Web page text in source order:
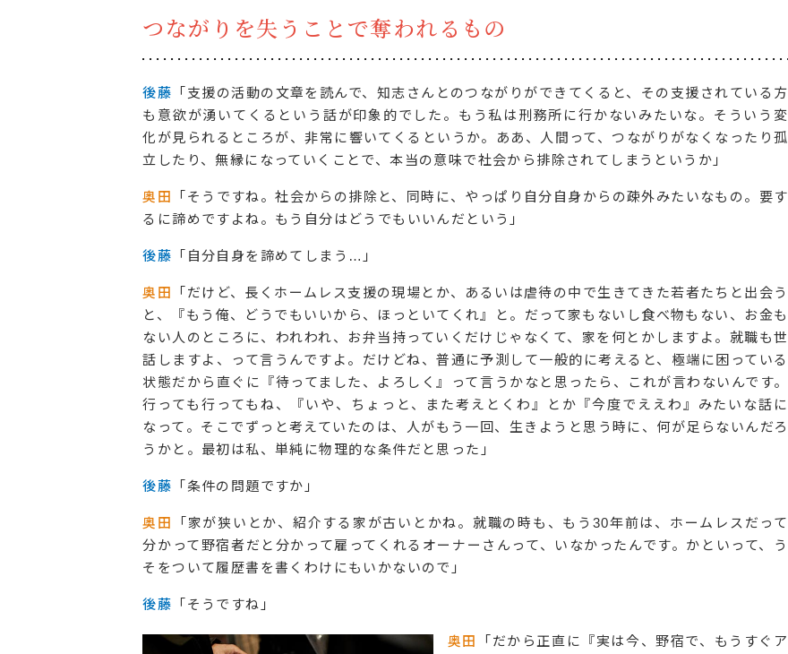
つながりを失うことで奪われるもの
後藤 「支援の活動の文章を読んで、知志さんとのつながりができてくると、その支援されている方
も意欲が湧いてくるという話が印象的でした。もう私は刑務所に行かないみたいな。そういう変
化が見られるところが、非常に響いてくるというか。ああ、人間って、つながりがなくなったり孤
立したり、無縁になっていくことで、本当の意味で社会から排除されてしまうというか」
奥田
「そうですね。社会からの排除と、同時に、やっぱり自分自身からの疎外みたいなもの。要す
るに諦めですよね。もう自分はどうでもいいんだという」
後藤 「自分自身を諦めてしまう…」
奥田
「だけど、長くホームレス支援の現場とか、あるいは虐待の中で生きてきた若者たちと出会う
と、『もう俺、どうでもいいから、ほっといてくれ』と。だって家もないし食べ物もない、お金も
ない人のところに、われわれ、お弁当持っていくだけじゃなくて、家を何とかしますよ。就職も世
話しますよ、って言うんですよ。だけどね、普通に予測して一般的に考えると、極端に困っている
状態だから直ぐに『待ってました、よろしく』って言うかなと思ったら、これが言わないんです。
行っても行ってもね、『いや、ちょっと、また考えとくわ』とか『今度でええわ』みたいな話に
なって。そこでずっと考えていたのは、人がもう一回、生きようと思う時に、何が足らないんだろ
うかと。最初は私、単純に物理的な条件だと思った」
後藤 「条件の問題ですか」
奥田
「家が狭いとか、紹介する家が古いとかね。就職の時も、もう30年前は、ホームレスだって
分かって野宿者だと分かって雇ってくれるオーナーさんって、いなかったんです。かといって、う
そをついて履歴書を書くわけにもいかないので」
後藤 「そうですね」
奥田
「だから正直に『実は今、野宿で、もうすぐア